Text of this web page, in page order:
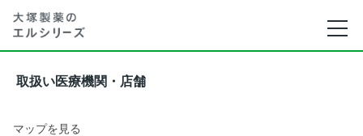
取扱い医療機関・店舗
マップを見る